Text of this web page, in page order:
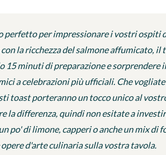
per impressionare i vostri ospiti
la ricchezza del salmone affumicato,
15 minuti di preparazione e sorprendere
a celebrazioni più ufficiali. Che
toast porteranno un tocco unico al
la differenza, quindi non esitate a
po' di limone, capperi o anche un mix di
d'arte culinaria sulla vostra tavola.